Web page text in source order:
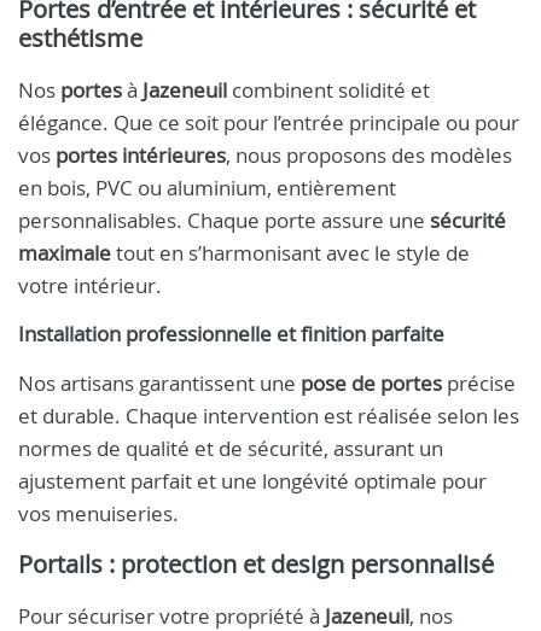
Portes d’entrée et intérieures : sécurité et
esthétisme
Nos portesà Jazeneuil combinent solidité et
élégance. Que ce soit pour l’entrée principale ou pour
vos portes intérieures, nous proposons des modèles
en bois, PVC ou aluminium, entièrement
personnalisables. Chaque porte assure une sécurité
maximaletout en s’harmonisant avec le style de
votre intérieur.
Installation professionnelle et finition parfaite
Nos artisans garantissent une pose de portes précise
et durable. Chaque intervention est réalisée selon les
normes de qualité et de sécurité, assurant un
ajustement parfait et une longévité optimale pour
vos menuiseries.
Portails : protection et design personnalisé
Pour sécuriser votre propriété à Jazeneuil, nos